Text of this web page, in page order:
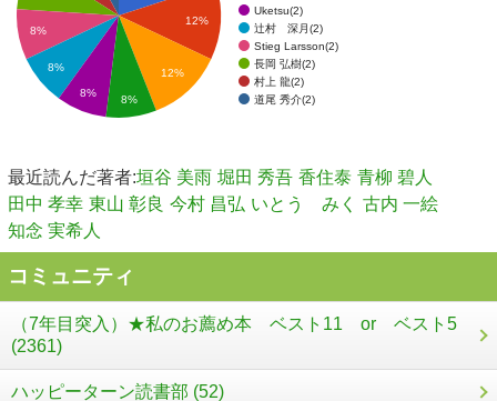
Uketsu(2)
辻村 深月(2)
Stieg Larsson(2)
長岡 弘樹(2)
村上 龍(2)
道尾 秀介(2)
12%
12%
8%
8%
8%
8%
最近読んだ著者:垣谷 美雨 堀田 秀吾 香住泰 青柳 碧人
田中 孝幸 東山 彰良 今村 昌弘 いとう みく
古内 一絵
知念 実希人
コミュニティ
（7年目突入）★私のお薦め本 ベスト11 or ベスト5
(2361)
ハッピーターン読書部 (52)